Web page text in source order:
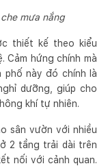
mưa nắng
thiết kế theo kiểu
Cảm hứng chính mà
phố này đó chính là
dưỡng, giúp cho
khí tự nhiên.
sân vườn với nhiều
2 tầng trải dài trên
nối với cảnh quan.